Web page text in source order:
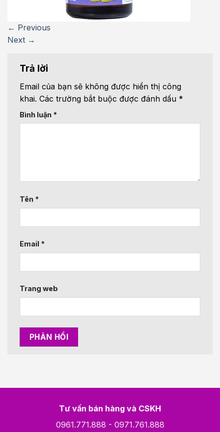
← Previous
Next →
Trả lời
Email của bạn sẽ không được hiển thị công
khai. Các trường bắt buộc được đánh dấu *
Bình luận *
Tên *
Email *
Trang web
Tư vấn bán hàng và CSKH
0961.771.888 - 0971.761.888